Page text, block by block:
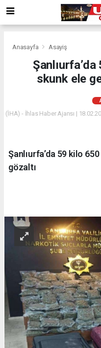
Anasayfa Asayiş
skunk ele
(İHA) - İhlas Haber Ajansı |
Şanlıurfa’da 59 kilo
gözaltı